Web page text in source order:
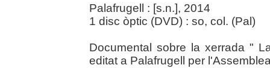
Palafrugell : [s.n.], 2014
1 disc òptic (DVD) : so, col. (Pal)
Documental sobre la xerrada "
editat a Palafrugell per